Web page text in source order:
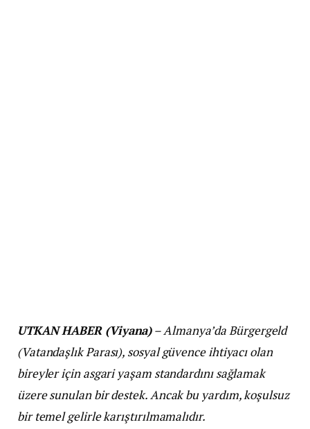
UTKAN HABER (Viyana)– Almanya’da Bürgergeld
(Vatandaşlık Parası), sosyal güvence ihtiyacı olan
bireyler için asgari yaşam standardını sağlamak
üzere sunulan bir destek. Ancak bu yardım, koşulsuz
bir temel gelirle karıştırılmamalıdır.